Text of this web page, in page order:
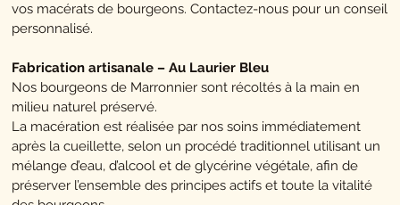
vos macérats de bourgeons. Contactez-nous pour un conseil
personnalisé.
Fabrication artisanale – Au Laurier Bleu
Nos bourgeons de Marronnier sont récoltés à la main en
milieu naturel préservé.
La macération est réalisée par nos soins immédiatement
après la cueillette, selon un procédé traditionnel utilisant un
mélange d’eau, d’alcool et de glycérine végétale, afin de
préserver l’ensemble des principes actifs et toute la vitalité